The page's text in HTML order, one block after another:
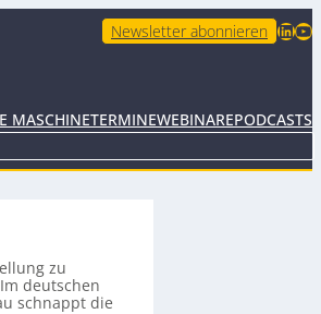
Newsletter abonnieren LinkedIn YouTube
MASCHINETERMINEWEBINAREPODCASTS
zu
deutschen
schnappt die